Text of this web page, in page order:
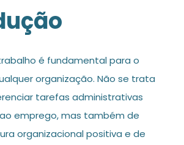
é fundamental para o
organização. Não se trata
tarefas administrativas
emprego, mas também de
organizacional positiva e de